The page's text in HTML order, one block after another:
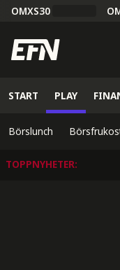
OMXS30
START PLAY
Börslunch
TOPPNYHETER: